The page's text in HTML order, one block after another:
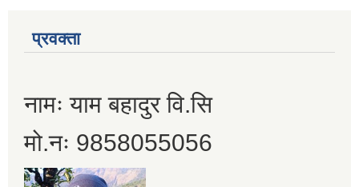
प्रवक्ता
नामः याम बहादुर वि.सि
मो.नः 9858055056